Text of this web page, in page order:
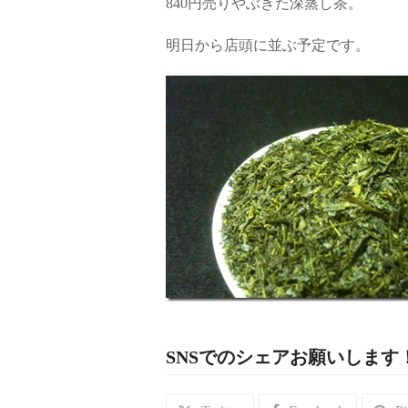
840円売りやぶきた深蒸し茶。
明日から店頭に並ぶ予定です。
SNSでのシェアお願いします